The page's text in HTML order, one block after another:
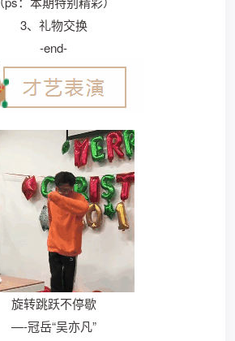
3、礼物交换
-end-
旋转跳跃不停歇
—-冠岳“吴亦凡”